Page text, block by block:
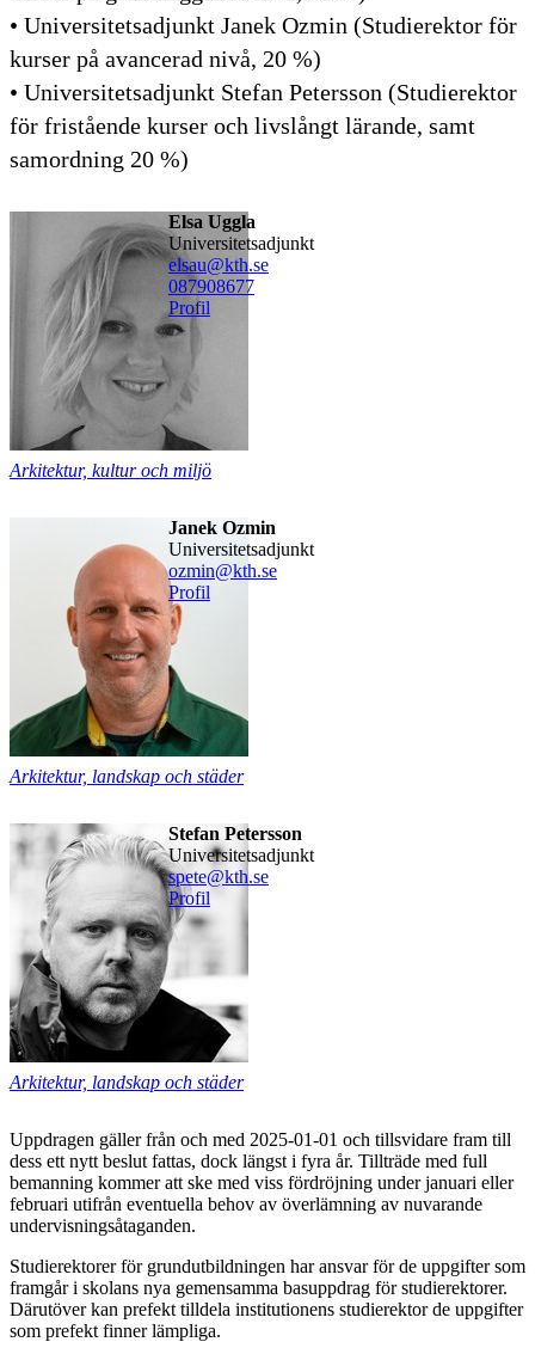
• Universitetsadjunkt Janek Ozmin (Studierektor för
kurser på avancerad nivå, 20 %)
• Universitetsadjunkt Stefan Petersson (Studierektor
för fristående kurser och livslångt lärande, samt
samordning 20 %)
Elsa Uggla
universitetsadjunkt
elsau@kth.se
087908677
Profil
Arkitektur, kultur och miljö
Janek Ozmin
universitetsadjunkt
ozmin@kth.se
Profil
Arkitektur, landskap och städer
Stefan Petersson
universitetsadjunkt
spete@kth.se
Profil
Arkitektur, landskap och städer
Uppdragen gäller från och med 2025-01-01 och tillsvidare fram till
dess ett nytt beslut fattas, dock längst i fyra år. Tillträde med full
bemanning kommer att ske med viss fördröjning under januari eller
februari utifrån eventuella behov av överlämning av nuvarande
undervisningsåtaganden.
Studierektorer för grundutbildningen har ansvar för de uppgifter som
framgår i skolans nya gemensamma basuppdrag för studierektorer.
Därutöver kan prefekt tilldela institutionens studierektor de uppgifter
som prefekt finner lämpliga.